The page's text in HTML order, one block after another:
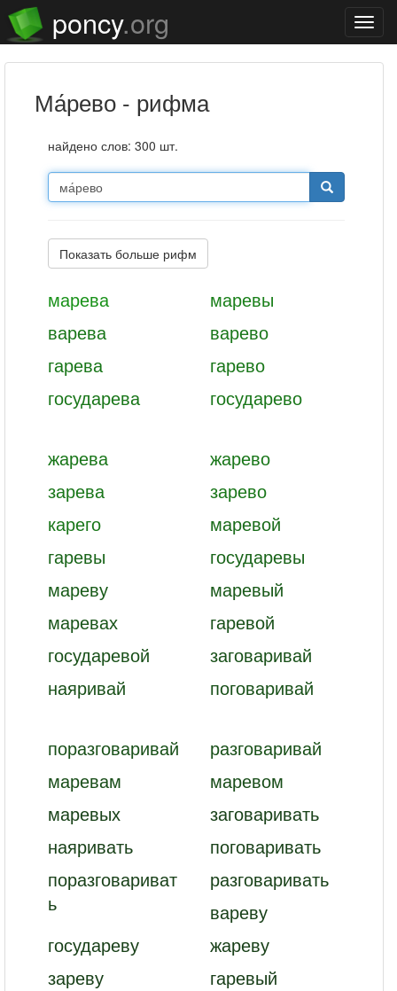
poncy.org
ма́рево - рифма
найдено слов: 300 шт.
Показать больше рифм
марева
маревы
варева
варево
гарева
гарево
государева
государево
жарева
жарево
зарева
зарево
карего
маревой
гаревы
государевы
мареву
маревый
маревах
гаревой
государевой
заговаривай
наяривай
поговаривай
поразговаривай
разговаривай
маревам
маревом
маревых
заговаривать
наяривать
поговаривать
поразговариват
ь
разговаривать
вареву
государеву
жареву
зареву
гаревый